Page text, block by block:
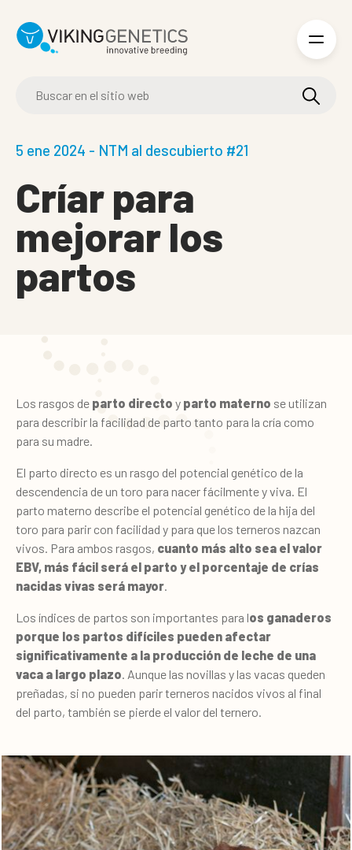
5 ene 2024 - NTM al descubierto #21
Críar para
mejorar los
partos
Los rasgos de parto directo y parto materno se utilizan
para describir la facilidad de parto tanto para la cría como
para su madre.
El parto directo es un rasgo del potencial genético de la
descendencia de un toro para nacer fácilmente y viva. El
parto materno describe el potencial genético de la hija del
toro para parir con facilidad y para que los terneros nazcan
vivos. Para ambos rasgos, cuanto más alto sea el valor
EBV, más fácil será el parto y el porcentaje de crías
nacidas vivas será mayor
Los índices de partos son importantes para los ganaderos
porque los partos difíciles pueden afectar
significativamente a la producción de leche de una
vaca a largo plazo . Aunque las novillas y las vacas queden
preñadas, si no pueden parir terneros nacidos vivos al final
del parto, también se pierde el valor del ternero.